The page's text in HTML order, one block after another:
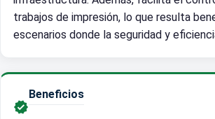
trabajos de impresión, lo que resulta
escenarios donde la seguridad y

Beneficios